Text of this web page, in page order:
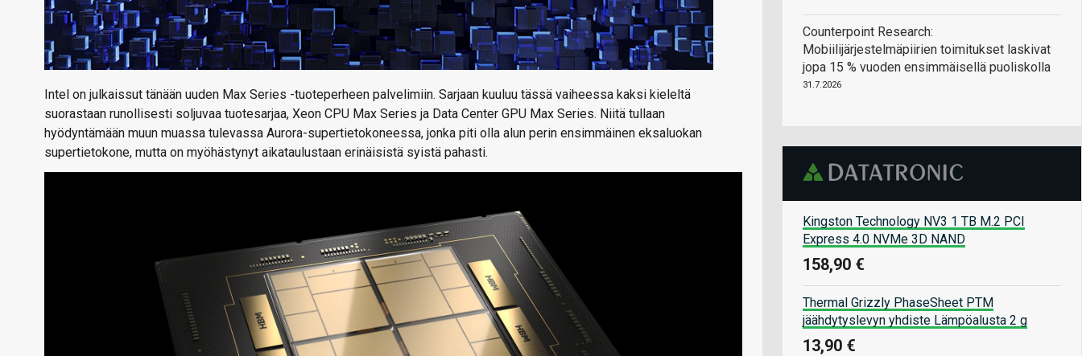
Intel on julkaissut tänään uuden Max Series -tuoteperheen palvelimiin. Sarjaan kuuluu tässä vaiheessa kaksi kieleltä
suorastaan runollisesti soljuvaa tuotesarjaa, Xeon CPU Max Series ja Data Center GPU Max Series. Niitä tullaan
hyödyntämään muun muassa tulevassa Aurora-supertietokoneessa, jonka piti olla alun perin ensimmäinen eksaluokan
supertietokone, mutta on myöhästynyt aikataulustaan erinäisistä syistä pahasti.
Counterpoint Research:
Mobiilijärjestelmäpiirien toimitukset laskivat
jopa 15 % vuoden ensimmäisellä puoliskolla
31.7.2026
Kingston Technology NV3 1 TB M.2 PCI
Express 4.0 NVMe 3D NAND
158,90 €
Thermal Grizzly PhaseSheet PTM
jäähdytyslevyn yhdiste Lämpöalusta 2 g
13,90 €